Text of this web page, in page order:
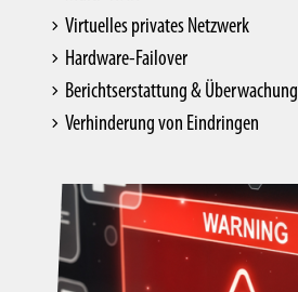
Virtuelles privates Netzwerk
Hardware-Failover
Berichtserstattung & Überwachung
Verhinderung von Eindringen